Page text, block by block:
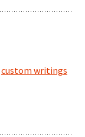
custom writings